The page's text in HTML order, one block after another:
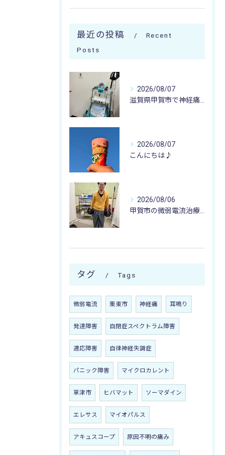
最近の投稿
Recent
Posts
2026/08/07
滋賀県甲賀市で神経痛のお悩みなら寺庄整骨院まで🚴🏻‍♂️
2026/08/07
こんにちは♪
2026/08/06
甲賀市の微弱電流治療なら寺庄整骨院へ🚴🏻‍♂️
タグ Tags
微弱電流 栗東市 神経痛 耳鳴り
発達障害 自閉症スペクトラム障害
適応障害 自律神経失調症
パニック障害 マイクロカレント
草津市 ヒバマット ソーマダイン
エレサス マイオパルス
アキュスコープ 原因不明の痛み